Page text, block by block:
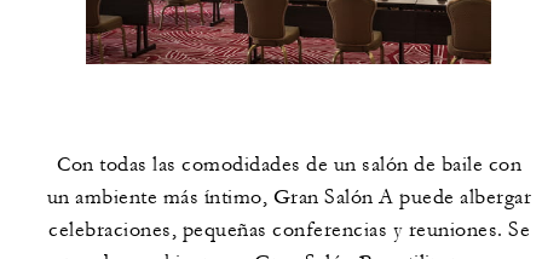
Con todas las comodidades de un salón de baile con
un ambiente más íntimo, Gran Salón A puede albergar
celebraciones, pequeñas conferencias y reuniones. Se